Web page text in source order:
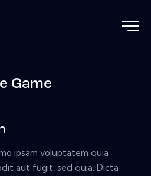
Game
ipsam voluptatem quia
aut fugit, sed quia. Dicta